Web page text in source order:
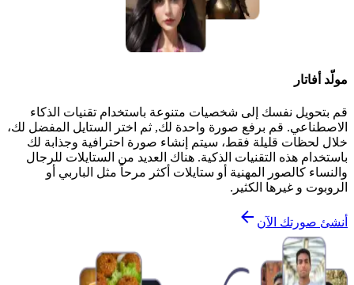
مولّد أفاتار
قم بتحويل نفسك إلى شخصيات متنوعة باستخدام تقنيات الذكاء
الاصطناعي. قم برفع صورة واحدة لك, ثم اختر الستايل المفضل لك،
خلال لحظات قليلة فقط، سيتم إنشاء صورة احترافية وجذابة لك
باستخدام هذه التقنيات الذكية. هناك العديد من الستايلات للرجال
والنساء كالصور المهنية أو ستايلات أكثر مرحاً مثل الباربي أو
الروبوت و غيرها الكثير.
أنشئ صورتك الآن